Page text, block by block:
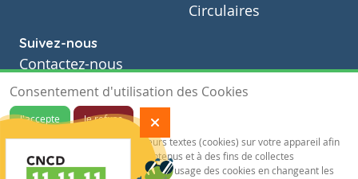
Circulaires
Suivez-nous
Contactez-nous
Soutien scolaire
Notre page Facebook
S'inscrire à notre newsletter
Consentement d'utilisation des Cookies
J'accepte
Je refuse
Notre site sauvegarde des traceurs textes (cookies) sur votre appareil afin
de vous garantir de meilleurs contenus et à des fins de collectes
statistiques.Vous pouvez désactiver l'usage des cookies en changeant les